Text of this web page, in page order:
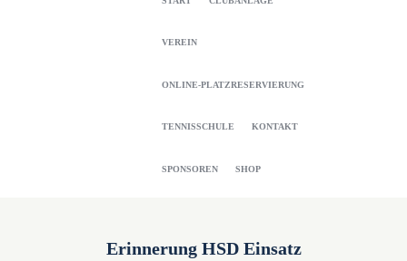
VEREIN
ONLINE-PLATZRESERVIERUNG
TENNISSCHULE KONTAKT
SPONSOREN SHOP
Erinnerung HSD Einsatz